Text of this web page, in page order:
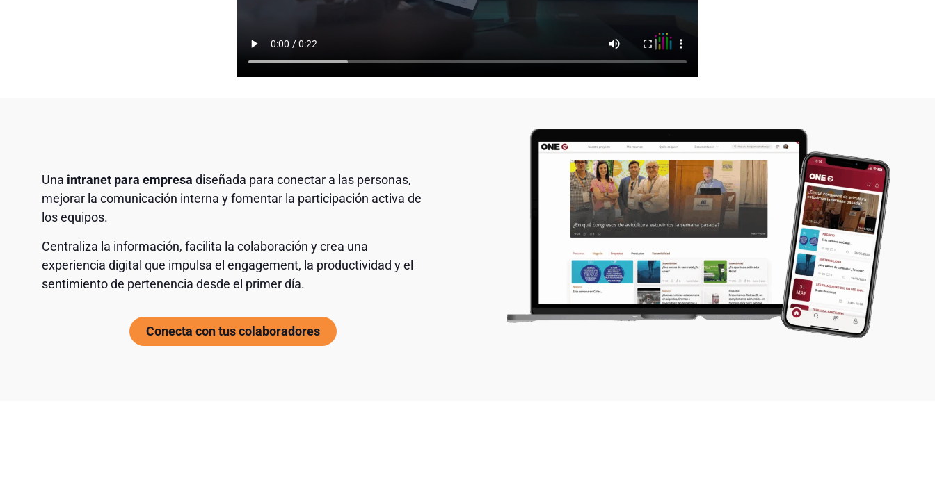
Una intranet para empresa diseñada para conectar a las personas,
mejorar la comunicación interna y fomentar la participación activa de
los equipos.
Centraliza la información, facilita la colaboración y crea una
experiencia digital que impulsa el engagement, la productividad y el
sentimiento de pertenencia desde el primer día.
Conecta con tus colaboradores